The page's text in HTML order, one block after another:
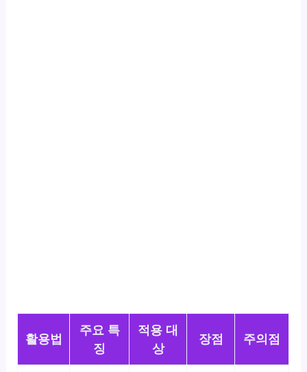
활용법
주요 특
징
적용 대
상
장점 주의점